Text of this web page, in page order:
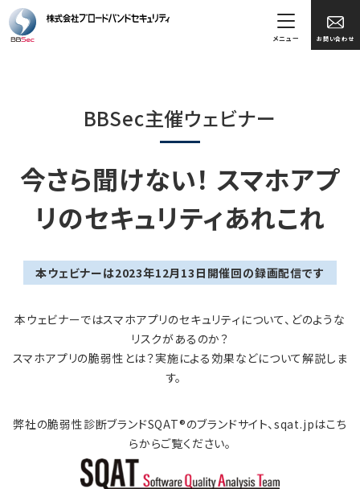
お問い合わせ
メニュー
BBSec主催ウェビナー
今さら聞けない！ スマホアプ
リのセキュリティあれこれ
本ウェビナーは2023年12月13日開催回の録画配信です
本ウェビナーではスマホアプリのセキュリティについて、どのような
リスクがあるのか？
スマホアプリの脆弱性とは？実施による効果などについて解説しま
す。
弊社の脆弱性診断ブランドSQAT®のブランドサイト、sqat.jpはこち
らからご覧ください。